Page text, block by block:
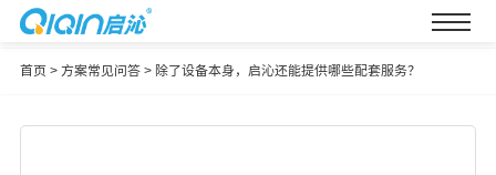
首页 > 方案常见问答> 除了设备本身，启沁还能提供哪些配套服务？